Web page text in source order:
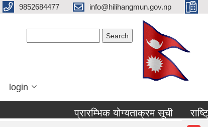
9852684477 info@hilihangmun.gov.np
login
प्रारम्भिक योग्यताक्रम सूची